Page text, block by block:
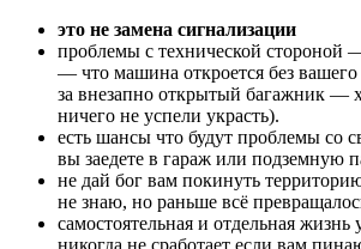
это не замена сигнализации
проблемы с технической стороной
— что машина откроется без вашего
за внезапно открытый багажник —
ничего не успели украсть).
есть шансы что будут проблемы со
вы заедете в гараж или подземную
не дай бог вам покинуть
не знаю, но раньше всё
самостоятельная и отдельная
никогда не сработает если вам